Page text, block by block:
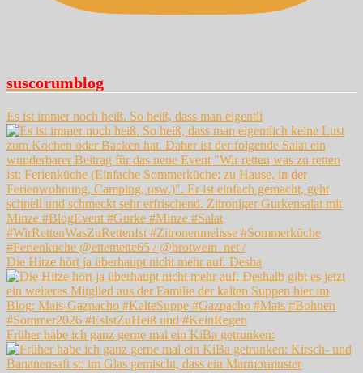
suscorumblog
Es ist immer noch heiß. So heiß, dass man eigentli
Die Hitze hört ja überhaupt nicht mehr auf. Desha
Früher habe ich ganz gerne mal ein KiBa getrunken: